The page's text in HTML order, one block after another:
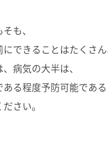
も、
できることはたくさん
病気の大半は、
る程度予防可能であ
さい。